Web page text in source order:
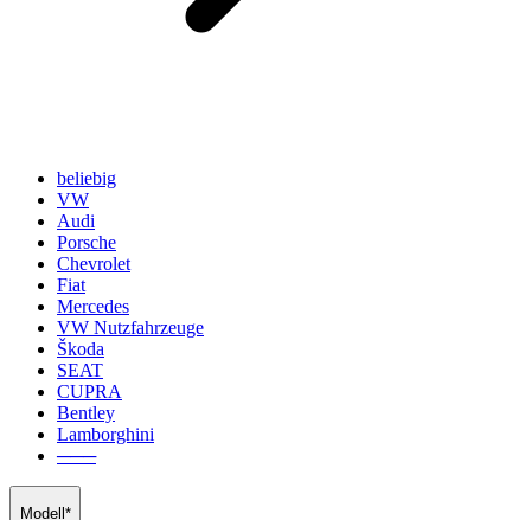
beliebig
VW
Audi
Porsche
Chevrolet
Fiat
Mercedes
VW Nutzfahrzeuge
Škoda
SEAT
CUPRA
Bentley
Lamborghini
───
Modell*